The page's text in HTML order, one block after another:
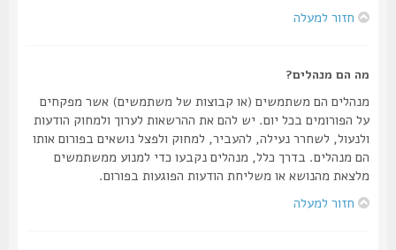
חזור למעלה
מה הם מנהלים?
מנהלים הם משתמשים (או קבוצות של משתמשים) אשר מפקחים
על הפורומים בכל יום. יש להם את ההרשאות לערוך ולמחוק הודעות
ולנעול, לשחרר נעילה, להעביר, למחוק ולפצל נושאים בפורום אותו
הם מנהלים. בדרך כלל, מנהלים נקבעו כדי למנוע ממשתמשים
מלצאת מהנושא או משליחת הודעות הפוגעות בפורום.
חזור למעלה